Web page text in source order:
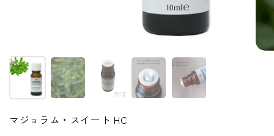
マジョラム・スイート HC